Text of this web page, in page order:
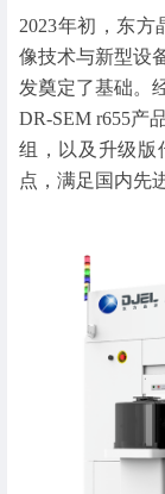
2023年初，东方
像技术与新型设
发奠定了基础。
DR-SEM r655产
组，以及升级版
点，满足国内先